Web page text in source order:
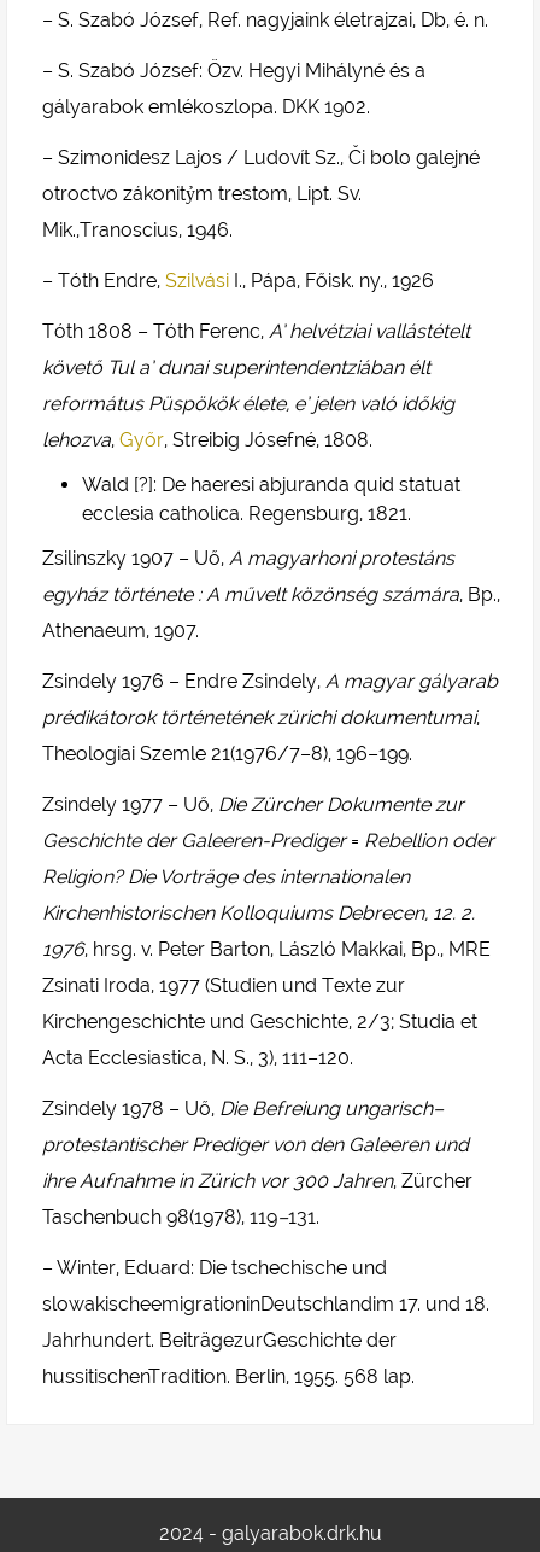
– S. Szabó József, Ref. nagyjaink életrajzai, Db, é. n.
– S. Szabó József: Özv. Hegyi Mihályné és a
gályarabok emlékoszlopa. DKK 1902.
– Szimonidesz Lajos / Ludovít Sz., Či bolo galejné
otroctvo zákonitỷm trestom, Lipt. Sv.
Mik.,Tranoscius, 1946.
– Tóth Endre, Szilvási I., Pápa, Főisk. ny., 1926
Tóth 1808 – Tóth Ferenc, A’ helvétziai vallástételt
követő Tul a’ dunai superintendentziában élt
református Püspökök élete, e’ jelen való időkig
lehozva, Győr, Streibig Jósefné, 1808.
Wald [?]: De haeresi abjuranda quid statuat
ecclesia catholica. Regensburg, 1821.
Zsilinszky 1907 – Uő, A magyarhoni protestáns
egyház története : A művelt közönség számára, Bp.,
Athenaeum, 1907.
Zsindely 1976 – Endre Zsindely, A magyar gályarab
prédikátorok történetének zürichi dokumentumai,
Theologiai Szemle 21(1976/7–8), 196–199.
Zsindely 1977 – Uő, Die Zürcher Dokumente zur
Geschichte der Galeeren-Prediger= Rebellion oder
Religion? Die Vorträge des internationalen
Kirchenhistorischen Kolloquiums Debrecen, 12. 2.
1976, hrsg. v. Peter Barton, László Makkai, Bp., MRE
Zsinati Iroda, 1977 (Studien und Texte zur
Kirchengeschichte und Geschichte, 2/3; Studia et
Acta Ecclesiastica, N. S., 3), 111–120.
Zsindely 1978 – Uő, Die Befreiung ungarisch–
protestantischer Prediger von den Galeeren und
ihre Aufnahme in Zürich vor 300 Jahren, Zürcher
Taschenbuch 98(1978), 119–131.
– Winter, Eduard: Die tschechische und
slowakischeemigrationinDeutschlandim 17. und 18.
Jahrhundert. BeiträgezurGeschichte der
hussitischenTradition. Berlin, 1955. 568 lap.
2024 - galyarabok.drk.hu